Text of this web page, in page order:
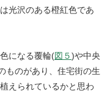
光沢のある橙紅色であ
になる覆輪(図５)や中央
ものがあり、住宅街の生
えられているかと思わ